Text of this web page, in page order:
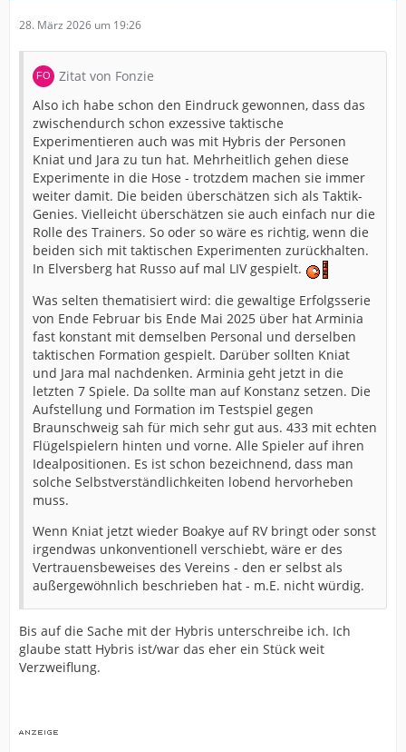
28. März 2026 um 19:26
Zitat von Fonzie
Also ich habe schon den Eindruck gewonnen, dass das
zwischendurch schon exzessive taktische
Experimentieren auch was mit Hybris der Personen
Kniat und Jara zu tun hat. Mehrheitlich gehen diese
Experimente in die Hose - trotzdem machen sie immer
weiter damit. Die beiden überschätzen sich als Taktik-
Genies. Vielleicht überschätzen sie auch einfach nur die
Rolle des Trainers. So oder so wäre es richtig, wenn die
beiden sich mit taktischen Experimenten zurückhalten.
In Elversberg hat Russo auf mal LIV gespielt.
Was selten thematisiert wird: die gewaltige Erfolgsserie
von Ende Februar bis Ende Mai 2025 über hat Arminia
fast konstant mit demselben Personal und derselben
taktischen Formation gespielt. Darüber sollten Kniat
und Jara mal nachdenken. Arminia geht jetzt in die
letzten 7 Spiele. Da sollte man auf Konstanz setzen. Die
Aufstellung und Formation im Testspiel gegen
Braunschweig sah für mich sehr gut aus. 433 mit echten
Flügelspielern hinten und vorne. Alle Spieler auf ihren
Idealpositionen. Es ist schon bezeichnend, dass man
solche Selbstverständlichkeiten lobend hervorheben
muss.
Wenn Kniat jetzt wieder Boakye auf RV bringt oder sonst
irgendwas unkonventionell verschiebt, wäre er des
Vertrauensbeweises des Vereins - den er selbst als
außergewöhnlich beschrieben hat - m.E. nicht würdig.
Bis auf die Sache mit der Hybris unterschreibe ich. Ich
glaube statt Hybris ist/war das eher ein Stück weit
Verzweiflung.